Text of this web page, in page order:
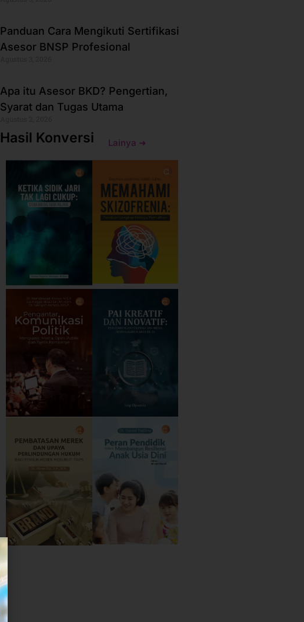
Panduan Cara Mengikuti Sertifikasi
Asesor BNSP Profesional
Apa itu Asesor BKD? Pengertian,
Syarat dan Tugas Utama
Hasil Konversi Lainya ➜